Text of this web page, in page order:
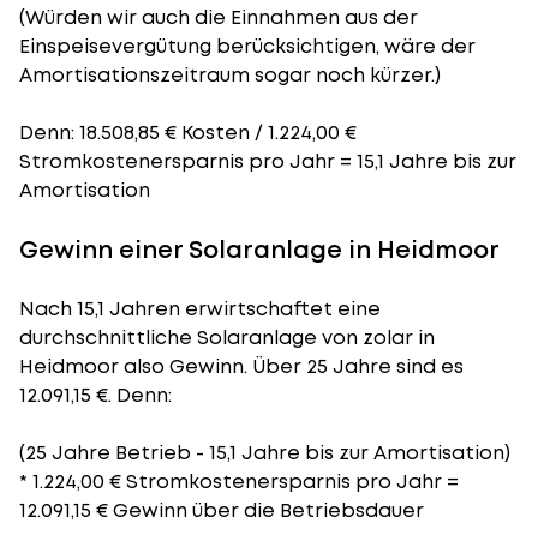
(Würden wir auch die Einnahmen aus der
Einspeisevergütung berücksichtigen, wäre der
Amortisationszeitraumsogar noch kürzer.)
Denn: 18.508,85 € Kosten / 1.224,00 €
Stromkostenersparnis pro Jahr = 15,1 Jahre bis zur
Amortisation
Gewinn einer Solaranlage in Heidmoor
Nach 15,1 Jahren erwirtschaftet eine
durchschnittliche Solaranlage von zolar in
Heidmoor also Gewinn. Über 25 Jahre sind es
12.091,15 €. Denn:
(25 Jahre Betrieb - 15,1 Jahre bis zur Amortisation)
* 1.224,00 € Stromkostenersparnis pro Jahr =
12.091,15 € Gewinn über die Betriebsdauer